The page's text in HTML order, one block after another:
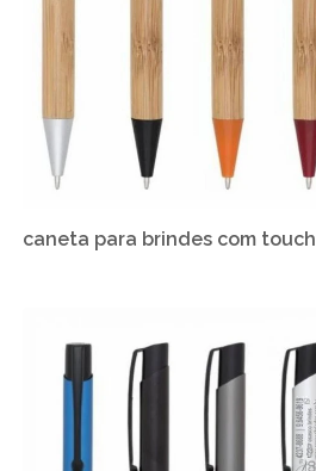
caneta para brindes com touch